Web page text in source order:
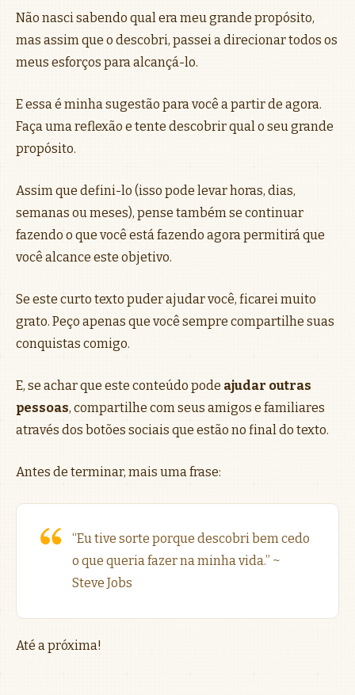
Não nasci sabendo qual era meu grande propósito,
mas assim que o descobri, passei a direcionar todos os
meus esforços para alcançá-lo.
E essa é minha sugestão para você a partir de agora.
Faça uma reflexão e tente descobrir qual o seu grande
propósito.
Assim que defini-lo (isso pode levar horas, dias,
semanas ou meses), pense também se continuar
fazendo o que você está fazendo agora permitirá que
você alcance este objetivo.
Se este curto texto puder ajudar você, ficarei muito
grato. Peço apenas que você sempre compartilhe suas
conquistas comigo.
E, se achar que este conteúdo pode ajudar outras
pessoas, compartilhe com seus amigos e familiares
através dos botões sociais que estão no final do texto.
Antes de terminar, mais uma frase:
“Eu tive sorte porque descobri bem cedo
o que queria fazer na minha vida.” ~
Steve Jobs
Até a próxima!